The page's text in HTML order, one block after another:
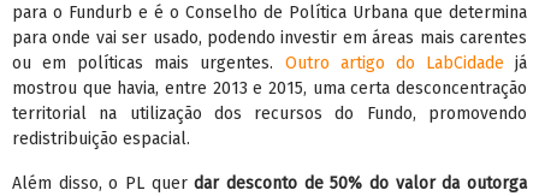
para o Fundurb e é o Conselho de Política Urbana que determina
para onde vai ser usado, podendo investir em áreas mais carentes
ou em políticas mais urgentes. Outro artigo do LabCidade já
mostrou que havia, entre 2013 e 2015, uma certa desconcentração
territorial na utilização dos recursos do Fundo, promovendo
redistribuição espacial.
Além disso, o PL querdar desconto de 50% do valor da outorga